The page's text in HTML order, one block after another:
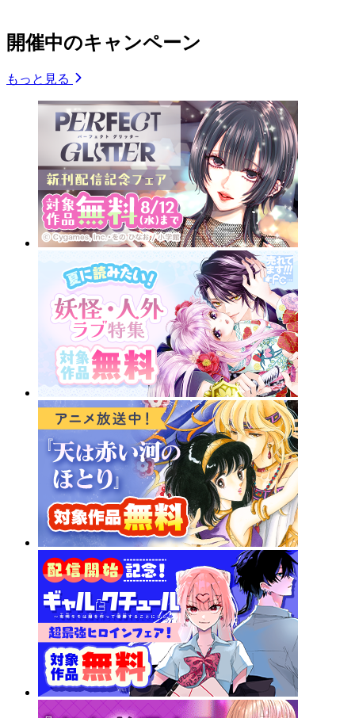
開催中のキャンペーン
もっと見る